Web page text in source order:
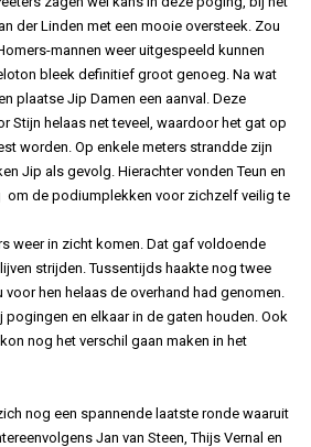
der Linden met een mooie oversteek. Zou
mannen weer uitgespeeld kunnen
bleek definitief groot genoeg. Na wat
plaatse Jip Damen een aanval. Deze
Stijn helaas net teveel, waardoor het gat op
worden. Op enkele meters strandde zijn
Jip als gevolg. Hierachter vonden Teun en
om de podiumplekken voor zichzelf veilig te
weer in zicht komen. Dat gaf voldoende
strijden. Tussentijds haakte nog twee
hen helaas de overhand had genomen.
pogingen en elkaar in de gaten houden. Ook
nog het verschil gaan maken in het
nog een spannende laatste ronde waaruit
Jan van Steen, Thijs Vernal en